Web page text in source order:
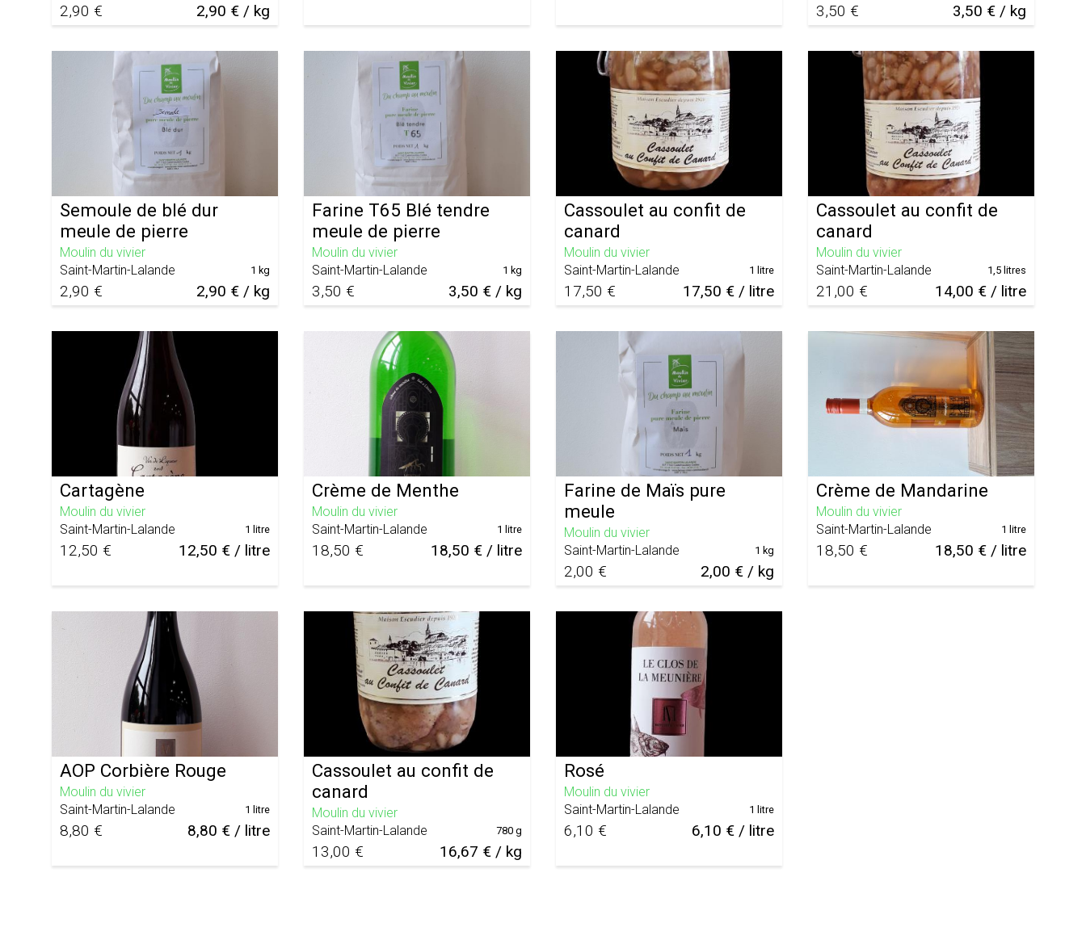
2,90 € 2,90 € / kg 3,50 € 3,50 € / kg
Semoule de blé dur
meule de pierre
Moulin du vivier
Saint-Martin-Lalande
2,90 € 2,90 € / kg
1 kg
Farine T65 Blé tendre
meule de pierre
Moulin du vivier
Saint-Martin-Lalande
3,50 € 3,50 € / kg
1 kg
Cassoulet au confit de
canard
Moulin du vivier
Saint-Martin-Lalande
17,50 € 17,50 € / litre
1 litre
Cassoulet au confit de
canard
Moulin du vivier
Saint-Martin-Lalande
21,00 € 14,00 € / litre
1,5 litres
Cartagène
Moulin du vivier
Saint-Martin-Lalande
12,50 € 12,50 € / litre
1 litre
Crème de Menthe
Moulin du vivier
Saint-Martin-Lalande
18,50 € 18,50 € / litre
1 litre
Farine de Maïs pure
meule
Moulin du vivier
Saint-Martin-Lalande
2,00 € 2,00 € / kg
1 kg
Crème de Mandarine
Moulin du vivier
Saint-Martin-Lalande
18,50 € 18,50 € / litre
1 litre
AOP Corbière Rouge
Moulin du vivier
Saint-Martin-Lalande
8,80 € 8,80 € / litre
1 litre
Cassoulet au confit de
canard
Moulin du vivier
Saint-Martin-Lalande
13,00 € 16,67 € / kg
780 g
Rosé
Moulin du vivier
Saint-Martin-Lalande
6,10 € 6,10 € / litre
1 litre